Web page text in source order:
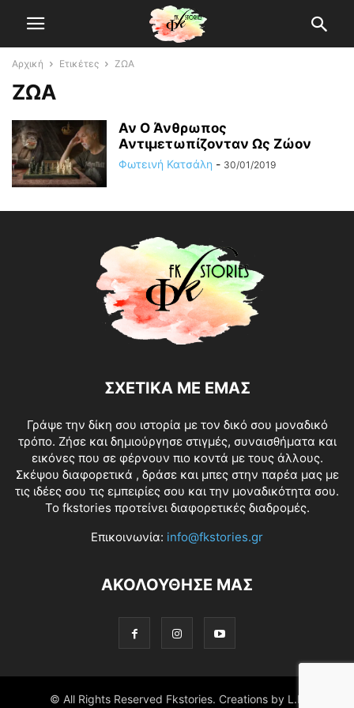
Αρχική Ετικέτες ΖΩΑ
ΖΩΑ
Αν Ο Άνθρωπος
Αντιμετωπίζονταν Ως Ζώον
Φωτεινή Κατσάλη - 30/01/2019
ΣΧΕΤΙΚΑ ΜΕ ΕΜΑΣ
Γράψε την δίκη σου ιστορία με τον δικό σου μοναδικό
τρόπο. Ζήσε και δημιούργησε στιγμές, συναισθήματα και
εικόνες που σε φέρνουν πιο κοντά με τους άλλους.
Σκέψου διαφορετικά , δράσε και μπες στην παρέα μας με
τις ιδέες σου τις εμπειρίες σου και την μοναδικότητα σου.
Το fkstories προτείνει διαφορετικές διαδρομές.
Επικοινωνία: info@fkstories.gr
ΑΚΟΛΟΥΘΗΣΕ ΜΑΣ
© All Rights Reserved Fkstories. Creations by L.K